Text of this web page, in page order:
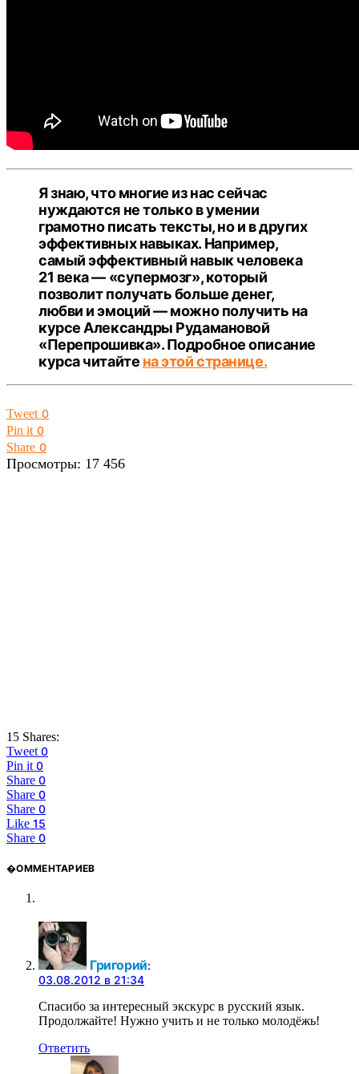
Я знаю, что многие из нас сейчас
нуждаются не только в умении
грамотно писать тексты, но и в других
эффективных навыках. Например,
самый эффективный навык человека
21 века — «супермозг», который
позволит получать больше денег,
любви и эмоций — можно получить на
курсе Александры Рудамановой
«Перепрошивка». Подробное описание
курса читайте на этой странице.
Tweet 0
Pin it 0
Share 0
Просмотры: 17 456
15 Shares:
Tweet 0
Pin it 0
Share 0
Share 0
Share 0
Like 15
Share 0
�ОММЕНТАРИЕВ
Григорий:
03.08.2012 в 21:34
Спасибо за интересный экскурс в русский язык.
Продолжайте! Нужно учить и не только молодёжь!
Ответить